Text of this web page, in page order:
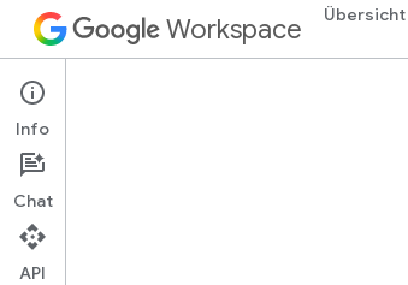
Workspace Übersicht
Gmail
Übersicht
Info
Chat
API